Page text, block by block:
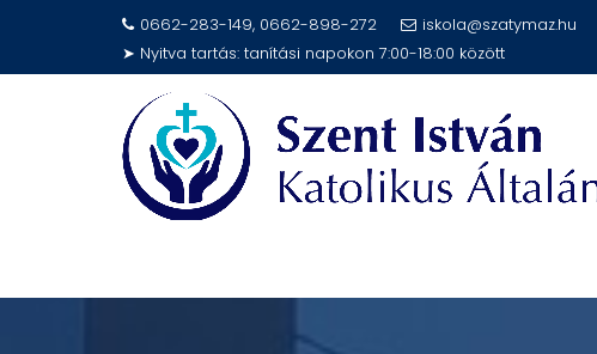
content
0662-283-149, 0662-898-272
iskola@szatymaz.hu
➤ Nyitva tartás: tanítási napokon 7:00-18:00 között